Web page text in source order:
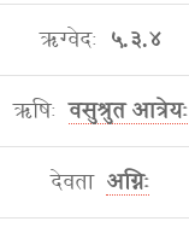
ऋग्वेदः ५.३.४
ऋषिः वसुश्रुत आत्रेयः
देवता अग्निः